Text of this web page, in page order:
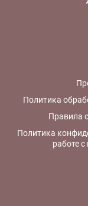
Политика
Правила
Политика
работе